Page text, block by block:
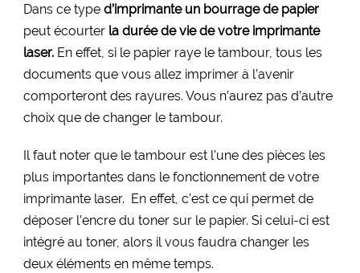
Dans ce type d’imprimante un bourrage de papier
peut écourter la durée de vie de votre imprimante
laser. En effet, si le papier raye le tambour, tous les
documents que vous allez imprimer à l’avenir
comporteront des rayures. Vous n’aurez pas d’autre
choix que de changer le tambour.
Il faut noter que le tambour est l’une des pièces les
plus importantes dans le fonctionnement de votre
imprimante laser. En effet, c’est ce qui permet de
déposer l’encre du toner sur le papier. Si celui-ci est
intégré au toner, alors il vous faudra changer les
deux éléments en même temps.